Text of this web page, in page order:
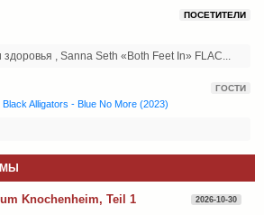
ПОСЕТИТЕЛИ
здоровья , Sanna Seth «Both Feet In» FLAC...
ГОСТИ
Alligators - Blue No More (2023)
Knochenheim, Teil 1 2026-10-30